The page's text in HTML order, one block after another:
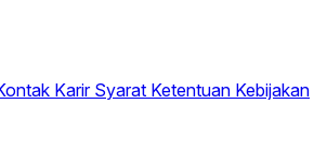
Karir Syarat Ketentuan Kebijakan